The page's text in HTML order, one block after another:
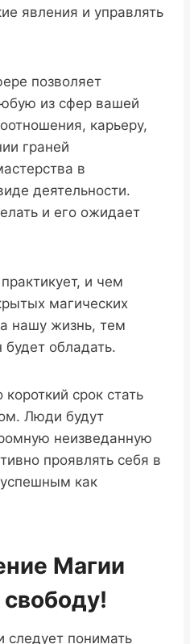
явления и управлять
позволяет
из сфер вашей
карьеру,
граней
в
деятельности.
и его ожидает
и чем
магических
нашу жизнь, тем
обладать.
срок стать
Люди будут
неизведанную
проявлять себя в
как
Магии
следует понимать